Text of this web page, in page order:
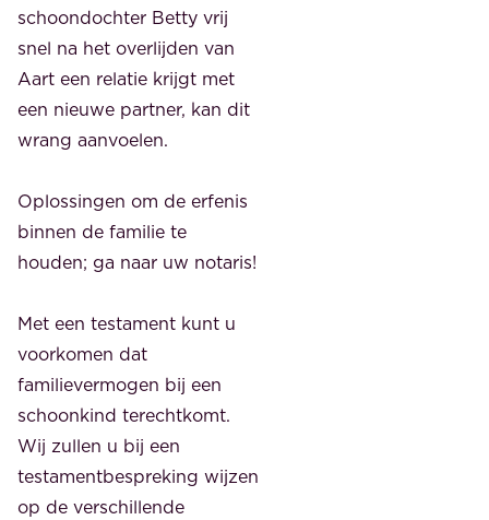
schoondochter Betty vrij
snel na het overlijden van
Aart een relatie krijgt met
een nieuwe partner, kan dit
wrang aanvoelen.
Oplossingen om de erfenis
binnen de familie te
houden; ga naar uw notaris!
Met een testament kunt u
voorkomen dat
familievermogen bij een
schoonkind terechtkomt.
Wij zullen u bij een
testamentbespreking wijzen
op de verschillende